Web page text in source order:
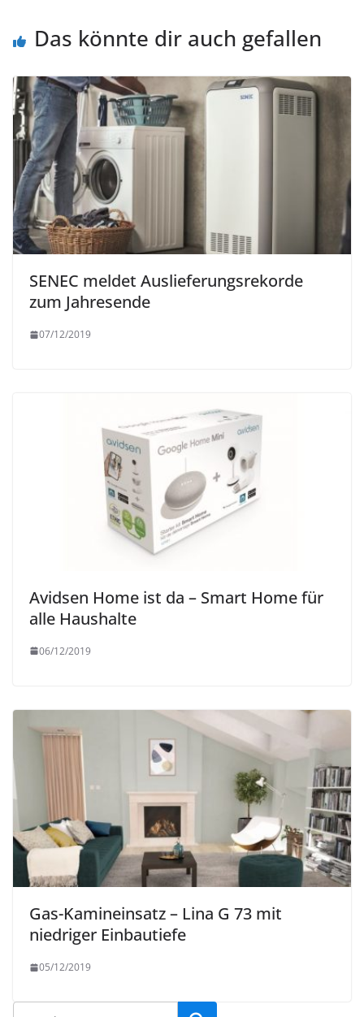
Das könnte dir auch gefallen
SENEC meldet Auslieferungsrekorde
zum Jahresende
07/12/2019
Avidsen Home ist da – Smart Home für
alle Haushalte
06/12/2019
Gas-Kamineinsatz – Lina G 73 mit
niedriger Einbautiefe
05/12/2019